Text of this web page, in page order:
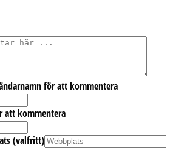
för att kommentera
att kommentera
(valfritt)